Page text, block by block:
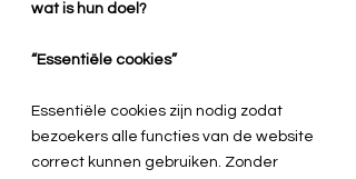
wat is hun doel?
“Essentiële cookies”
Essentiële cookies zijn nodig zodat
bezoekers alle functies van de website
correct kunnen gebruiken. Zonder